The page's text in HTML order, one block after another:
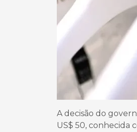
A decisão do
US$ 50, conhecida